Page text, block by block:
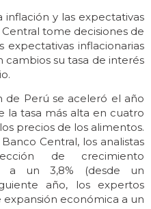
inflación y las expectativas
tome decisiones de
expectativas inflacionarias
cambios su tasa de interés
de Perú se aceleró el año
la tasa más alta en cuatro
precios de los alimentos.
Central, los analistas
de crecimiento
a un 3,8% (desde un
año, los expertos
económica a un